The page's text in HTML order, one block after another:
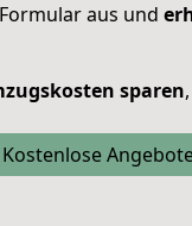
aus und
sparen
Kostenlose